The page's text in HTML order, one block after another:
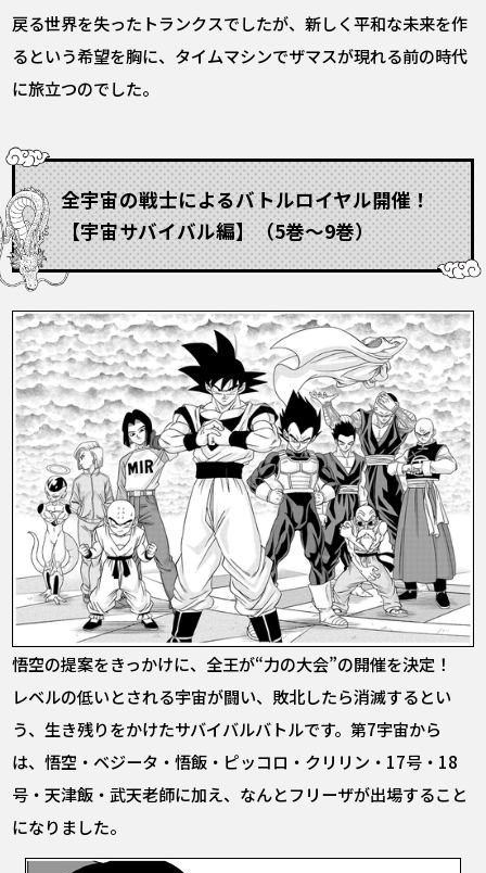
戻る世界を失ったトランクスでしたが、新しく平和な未来を作
るという希望を胸に、タイムマシンでザマスが現れる前の時代
に旅立つのでした。
全宇宙の戦士によるバトルロイヤル開催！
【宇宙サバイバル編】（5巻～9巻）
悟空の提案をきっかけに、全王が“力の大会”の開催を決定！
レベルの低いとされる宇宙が闘い、敗北したら消滅するとい
う、生き残りをかけたサバイバルバトルです。第7宇宙から
は、悟空・ベジータ・悟飯・ピッコロ・クリリン・17号・18
号・天津飯・武天老師に加え、なんとフリーザが出場すること
になりました。